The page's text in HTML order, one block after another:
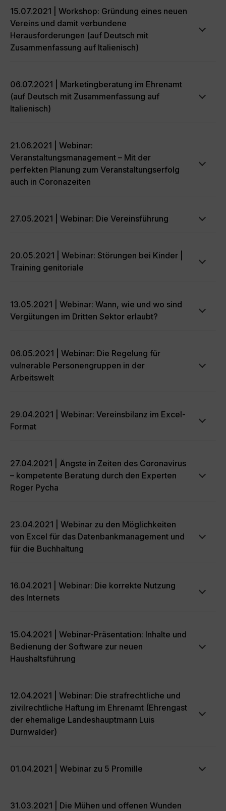
15.07.2021 | Workshop: Gründung eines neuen
Vereins und damit verbundene
Herausforderungen (auf Deutsch mit
Zusammenfassung auf Italienisch)
06.07.2021 | Marketingberatung im Ehrenamt
(auf Deutsch mit Zusammenfassung auf
Italienisch)
21.06.2021 | Webinar:
Veranstaltungsmanagement – Mit der
perfekten Planung zum Veranstaltungserfolg
auch in Coronazeiten
27.05.2021 | Webinar: Die Vereinsführung
20.05.2021 | Webinar: Störungen bei Kinder |
Training genitoriale
13.05.2021 | Webinar: Wann, wie und wo sind
Vergütungen im Dritten Sektor erlaubt?
06.05.2021 | Webinar: Die Regelung für
vulnerable Personengruppen in der
Arbeitswelt
29.04.2021 | Webinar: Vereinsbilanz im Excel-
Format
27.04.2021 | Ängste in Zeiten des Coronavirus
– kompetente Beratung durch den Experten
Roger Pycha
23.04.2021 | Webinar zu den Möglichkeiten
von Excel für das Datenbankmanagement und
für die Buchhaltung
16.04.2021 | Webinar: Die korrekte Nutzung
des Internets
15.04.2021 | Webinar-Präsentation: Inhalte und
Bedienung der Software zur neuen
Haushaltsführung
12.04.2021 | Webinar: Die strafrechtliche und
zivilrechtliche Haftung im Ehrenamt (Ehrengast
der ehemalige Landeshauptmann Luis
Durnwalder)
01.04.2021 | Webinar zu 5 Promille
31.03.2021 | Die Mühen und offenen Wunden